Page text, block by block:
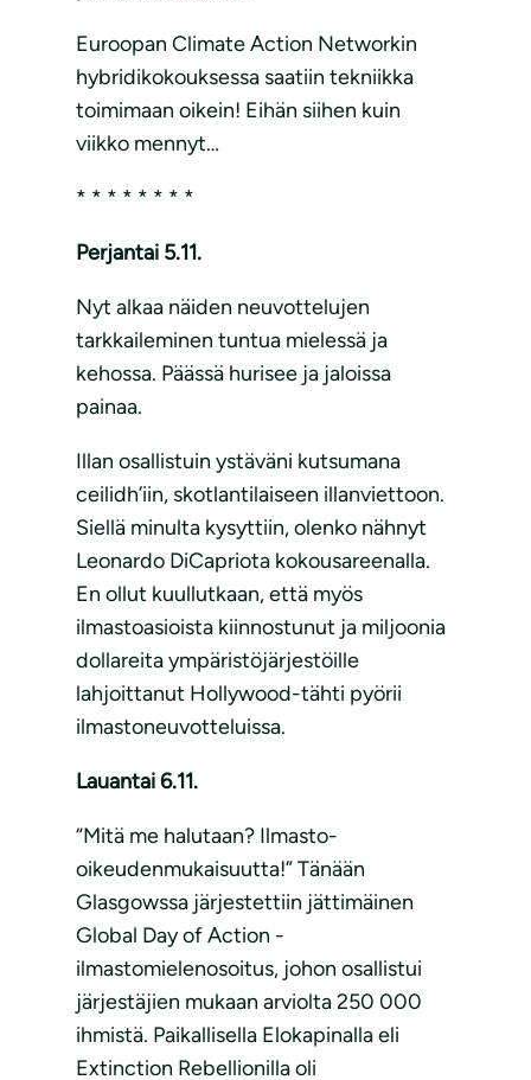
Euroopan Climate Action Networkin
hybridikokouksessa saatiin tekniikka
toimimaan oikein! Eihän siihen kuin
viikko mennyt…
* * * * * * * *
Perjantai 5.11.
Nyt alkaa näiden neuvottelujen
tarkkaileminen tuntua mielessä ja
kehossa. Päässä hurisee ja jaloissa
painaa.
Illan osallistuin ystäväni kutsumana
ceilidh’iin, skotlantilaiseen illanviettoon.
Siellä minulta kysyttiin, olenko nähnyt
Leonardo DiCapriota kokousareenalla.
En ollut kuullutkaan, että myös
ilmastoasioista kiinnostunut ja miljoonia
dollareita ympäristöjärjestöille
lahjoittanut Hollywood-tähti pyörii
ilmastoneuvotteluissa.
Lauantai 6.11.
“Mitä me halutaan? Ilmasto-
oikeudenmukaisuutta!” Tänään
Glasgowssa järjestettiin jättimäinen
Global Day of Action -
ilmastomielenosoitus, johon osallistui
järjestäjien mukaan arviolta 250 000
ihmistä. Paikallisella Elokapinalla eli
Extinction Rebellionilla oli